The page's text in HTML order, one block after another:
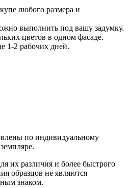
любого размера и
выполнить под вашу задумку.
цветов в одном фасаде.
1-2 рабочих дней.
по индивидуальному
их различия и более быстрого
образцов не являются
знаком.